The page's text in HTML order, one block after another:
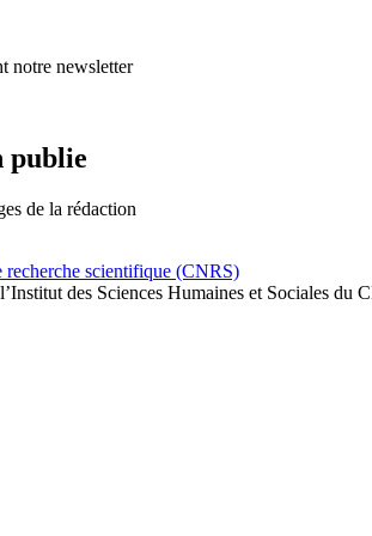
notre newsletter
publie
de la rédaction
des Sciences Humaines et Sociales du